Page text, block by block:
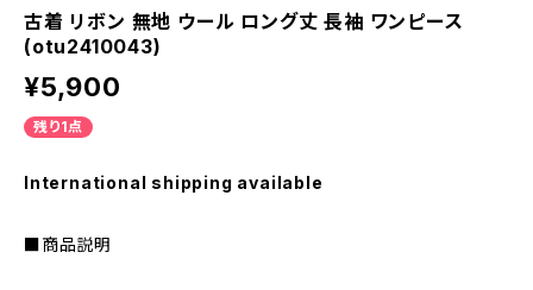
古着 リボン 無地 ウール ロング丈 長袖 ワンピース
(otu2410043)
¥5,900
残り1点
International shipping available
■商品説明